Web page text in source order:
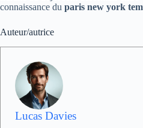
connaissance du paris new york
Auteur/autrice
Lucas Davies